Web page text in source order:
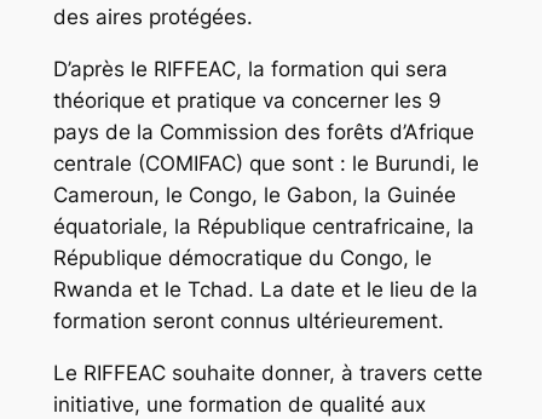
des aires protégées.
D’après le RIFFEAC, la formation qui sera
théorique et pratique va concerner les 9
pays de la Commission des forêts d’Afrique
centrale (COMIFAC) que sont : le Burundi, le
Cameroun, le Congo, le Gabon, la Guinée
équatoriale, la République centrafricaine, la
République démocratique du Congo, le
Rwanda et le Tchad. La date et le lieu de la
formation seront connus ultérieurement.
Le RIFFEAC souhaite donner, à travers cette
initiative, une formation de qualité aux